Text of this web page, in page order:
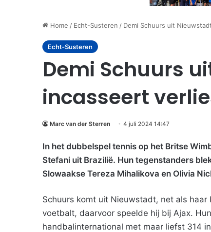
Home / Echt-Susteren / Demi Schuurs uit
Echt-Susteren
Demi Schuurs
incasseert
Marc van der Sterren 4 juli 2024 14:47
In het dubbelspel tennis op het Britse
Stefani uit Brazilië. Hun tegenstanders
Slowaakse Tereza Mihalikova en Olivia
Schuurs komt uit Nieuwstadt, net als
voetbalt, daarvoor speelde hij bij Ajax.
handbalinternational met maar liefst 314